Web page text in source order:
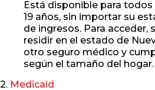
Está disponible para
19 años, sin importar su
de ingresos. Para acceder,
residir en el estado de
otro seguro médico y
según el tamaño del hogar.
2. Medicaid